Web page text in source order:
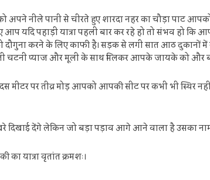
नीले पानी से चीरते हुए शारदा नहर का चौड़ा पाट
आप यदि पहाड़ी यात्रा पहली बार कर रहे हो तो संभव हो
करने के लिए काफी है। सड़क से लगी सात आठ दुकानों में
चटनी प्याज और मूली के साथ मिलकर आपके जायके को और
दस मीटर पर तीव्र मोड़ आपको आपकी सीट पर कभी भी
दिखाई देंगे लेकिन जो बड़ा पड़ाव आगे आने वाला है उसका
यात्रा वृतांत क्रमशः।